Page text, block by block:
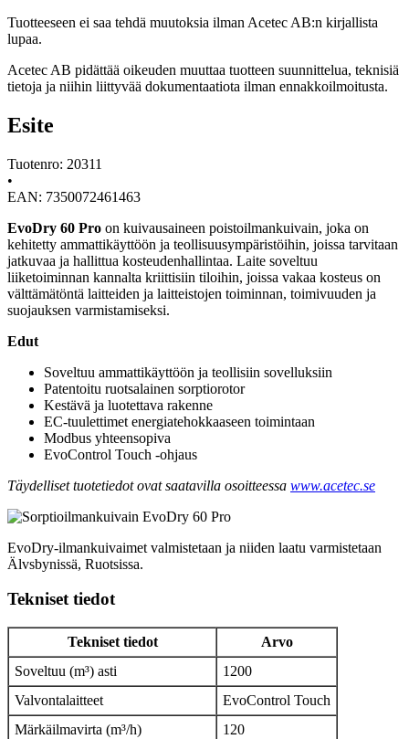
Tuotteeseen ei saa tehdä muutoksia ilman Acetec AB:n kirjallista
lupaa.
Acetec AB pidättää oikeuden muuttaa tuotteen suunnittelua, teknisiä
tietoja ja niihin liittyvää dokumentaatiota ilman ennakkoilmoitusta.
Esite
Tuotenro: 20311
•
EAN: 7350072461463
EvoDry 60 Pro on kuivausaineen poistoilmankuivain, joka on
kehitetty ammattikäyttöön ja teollisuusympäristöihin, joissa tarvitaan
jatkuvaa ja hallittua kosteudenhallintaa. Laite soveltuu
liiketoiminnan kannalta kriittisiin tiloihin, joissa vakaa kosteus on
välttämätöntä laitteiden ja laitteistojen toiminnan, toimivuuden ja
suojauksen varmistamiseksi.
Edut
Soveltuu ammattikäyttöön ja teollisiin sovelluksiin
Patentoitu ruotsalainen sorptiorotor
Kestävä ja luotettava rakenne
EC-tuulettimet energiatehokkaaseen toimintaan
Modbus yhteensopiva
EvoControl Touch -ohjaus
Täydelliset tuotetiedot ovat saatavilla osoitteessa www.acetec.se
EvoDry-ilmankuivaimet valmistetaan ja niiden laatu varmistetaan
Älvsbynissä, Ruotsissa.
Tekniset tiedot
Tekniset tiedot
Arvo
Soveltuu (m³) asti
1200
Valvontalaitteet
EvoControl Touch
Märkäilmavirta (m³/h)
120